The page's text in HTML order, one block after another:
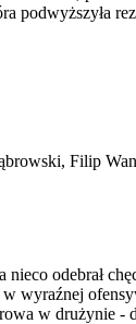
podwyższyła
Filip
odebrał
wyraźnej
w drużynie